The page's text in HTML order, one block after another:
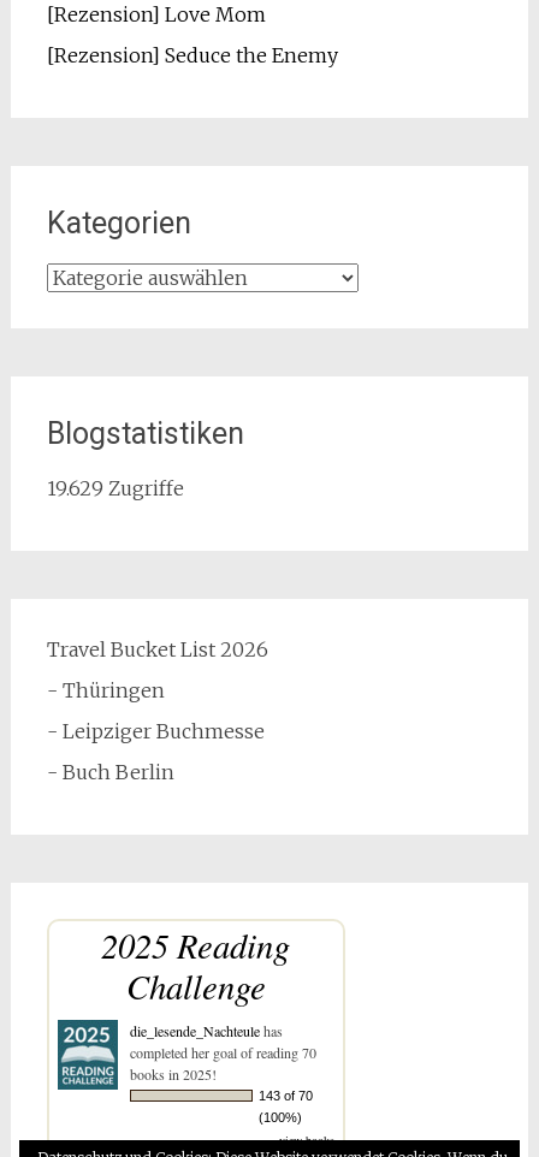
[Rezension] Love Mom
[Rezension] Seduce the Enemy
Kategorien
Kategorien
Blogstatistiken
19.629 Zugriffe
Travel Bucket List 2026
- Thüringen
- Leipziger Buchmesse
- Buch Berlin
2025 Reading
Challenge
die_lesende_Nachteulehas
completed her goal of reading 70
books in 2025!
143 of 70
(100%)
view books